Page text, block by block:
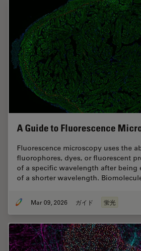
A Guide to Fluorescence
Fluorescence microscopy uses the
fluorophores, dyes, or fluorescent
of a specific wavelength after
of a shorter wavelength.
Mar 09, 2026 ガイド 蛍光